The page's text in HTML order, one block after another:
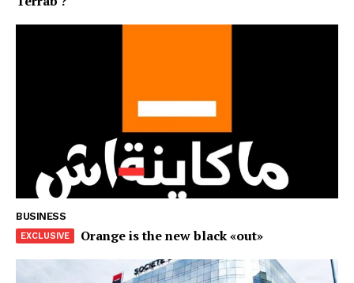
l'information
BUSINESS
Orange is the new black «out»